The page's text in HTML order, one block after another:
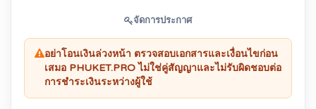
จัดการประกาศ
อย่าโอนเงินล่วงหน้า ตรวจสอบเอกสารและเงื่อนไขก่อน
เสมอ PHUKET.PRO ไม่ใช่คู่สัญญาและไม่รับผิดชอบต่อ
การชำระเงินระหว่างผู้ใช้